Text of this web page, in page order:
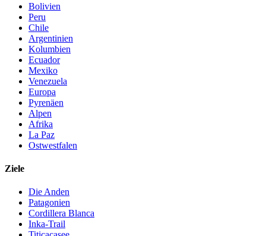
Bolivien
Peru
Chile
Argentinien
Kolumbien
Ecuador
Mexiko
Venezuela
Europa
Pyrenäen
Alpen
Afrika
La Paz
Ostwestfalen
Ziele
Die Anden
Patagonien
Cordillera Blanca
Inka-Trail